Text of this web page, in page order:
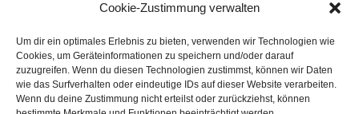
Cookie-Zustimmung verwalten
Um dir ein optimales Erlebnis zu bieten, verwenden wir Technologien wie
Cookies, um Geräteinformationen zu speichern und/oder darauf
zuzugreifen. Wenn du diesen Technologien zustimmst, können wir Daten
wie das Surfverhalten oder eindeutige IDs auf dieser Website verarbeiten.
Wenn du deine Zustimmung nicht erteilst oder zurückziehst, können
Veranstaltungen
Höffner Run